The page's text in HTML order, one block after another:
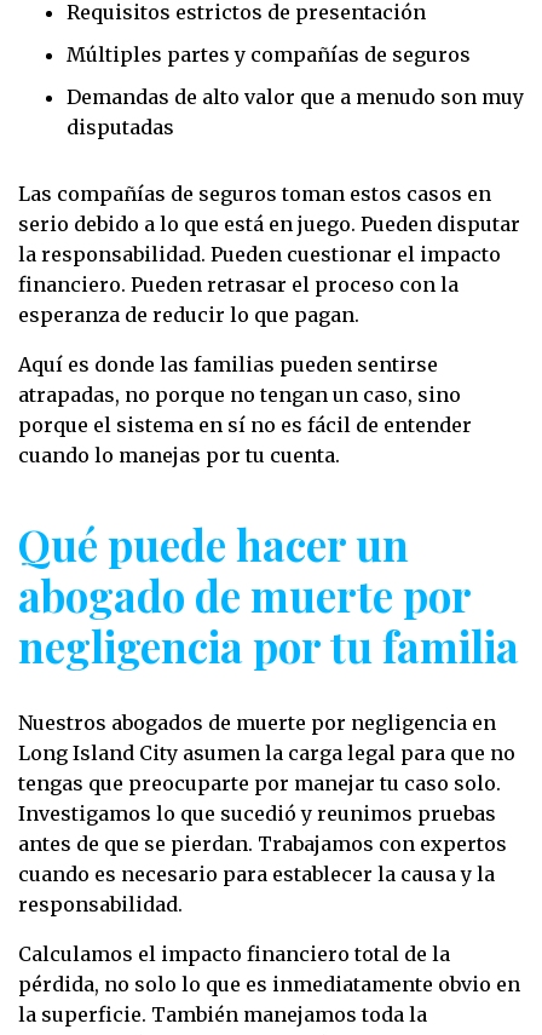
Requisitos estrictos de presentación
Múltiples partes y compañías de seguros
Demandas de alto valor que a menudo son muy
disputadas
Las compañías de seguros toman estos casos en
serio debido a lo que está en juego. Pueden disputar
la responsabilidad. Pueden cuestionar el impacto
financiero. Pueden retrasar el proceso con la
esperanza de reducir lo que pagan.
Aquí es donde las familias pueden sentirse
atrapadas, no porque no tengan un caso, sino
porque el sistema en sí no es fácil de entender
cuando lo manejas por tu cuenta.
Qué puede hacer un
abogado de muerte por
negligencia por tu familia
Nuestros abogados de muerte por negligencia en
Long Island City asumen la carga legal para que no
tengas que preocuparte por manejar tu caso solo.
Investigamos lo que sucedió y reunimos pruebas
antes de que se pierdan. Trabajamos con expertos
cuando es necesario para establecer la causa y la
responsabilidad.
Calculamos el impacto financiero total de la
pérdida, no solo lo que es inmediatamente obvio en
la superficie. También manejamos toda la